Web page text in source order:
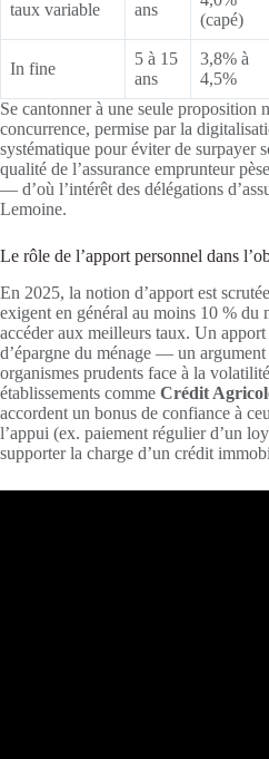
taux variable
ans
(capé)
In fine
5 à 15
ans
3,8% à
4,5%
Se cantonner à une seule proposition
concurrence, permise par la
systématique pour éviter de surpayer
qualité de l’assurance emprunteur
— d’où l’intérêt des délégations
Lemoine.
Le rôle de l’apport personnel dans
En 2025, la notion d’apport est
exigent en général au moins 10 % du
accéder aux meilleurs taux. Un
d’épargne du ménage — un
organismes prudents face à la
établissements comme Crédit
accordent un bonus de confiance à
l’appui (ex. paiement régulier d’un
supporter la charge d’un crédit